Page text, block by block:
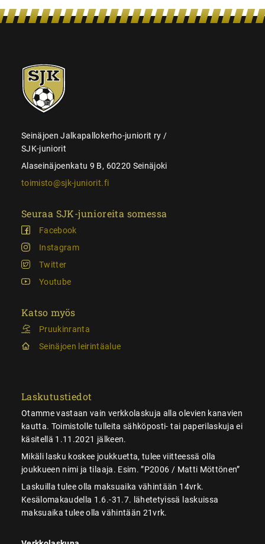
SJK-
juniorit
Seinäjoen Jalkapallokerho-juniorit ry /
SJK-juniorit
Alaseinäjoenkatu 9 B, 60220 Seinäjoki
toimisto@sjk-juniorit.fi
Seuraa SJK-junioreita somessa
Facebook
Instagram
Twitter
Youtube
Katso myös
Pruukinranta
Seinäjoen leirintäalue
Laskutustiedot
Otamme vastaan vain verkkolaskuja alla olevien kanavien
kautta. Toimistolle tulleita sähköposti- tai paperilaskuja ei
käsitellä 1.11.2021 jälkeen.
Mikäli lasku koskee joukkuetta, tulee viitteessä olla
joukkueen nimi ja tilaaja. Esim. ”P2006 / Matti Möttönen”
Laskuilla tulee olla maksuaika vähintään 14vrk.
Kesälomakaudella 1.6.-31.7. lähetetyissä laskuissa
maksuaika tulee olla vähintään 21vrk.